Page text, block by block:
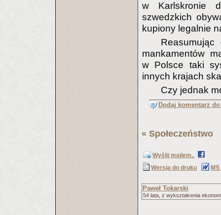
w Karlskronie
szwedzkich
kupiony legalnie
mankamentów
w Polsce taki
innych krajach
Czy jednak
Dodaj komentarz
« Społeczeństwo
Wyślij mailem..
Wersja do druku
Paweł Tokarski
54 lata, z wykształcenia